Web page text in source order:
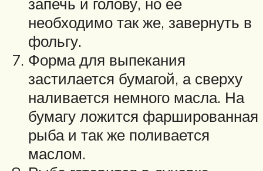
необходимо так же, завернуть в
фольгу.
Форма для выпекания
застилается бумагой, а сверху
наливается немного масла. На
бумагу ложится фаршированная
рыба и так же поливается
маслом.